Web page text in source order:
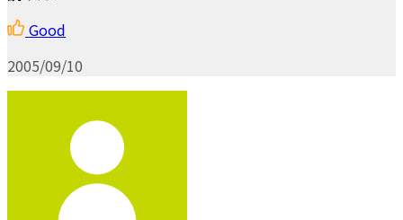
Good
2005/09/10